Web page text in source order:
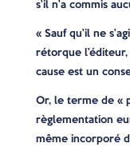
s’il n’a commis
« Sauf qu’il ne
rétorque
cause est un
Or, le terme de «
règlementation
même incorporé